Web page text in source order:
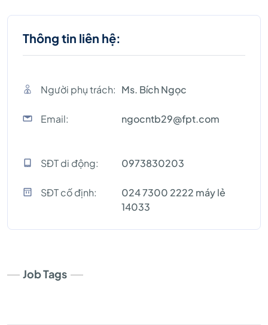
Thông tin liên hệ:
Người phụ trách: Ms. Bích Ngọc
Email: ngocntb29@fpt.com
SĐT di động: 0973830203
SĐT cố định:
024 7300 2222 máy lẻ
14033
Job Tags